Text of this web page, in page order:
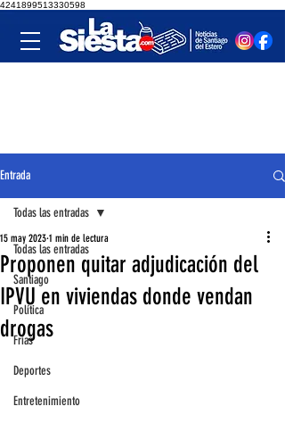
4241899513330598
Entrada
Todas las entradas
Santiago
Política
Frías
Deportes
Entretenimiento
Todas las entradas
Proponen quitar adjudicación del
IPVU en viviendas donde vendan
drogas
15 may 2023 1 min de lectura